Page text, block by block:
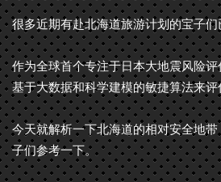
很多近期有赴北海道旅游计划的宝子
作为全球首个专注于日本大地震风险评
基于大数据和科学建模的敏捷算法来
今天就解析一下北海道的相对安全地
子们参考一下。